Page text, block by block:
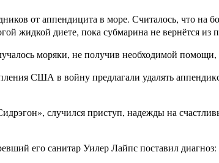
от аппендицита в море. Считалось, что
жидкой диете, пока субмарина не вернётся из
моряки, не получив необходимой
США в войну предлагали удалять
случился приступ, надежды на
его санитар Уилер Лайпс поставил